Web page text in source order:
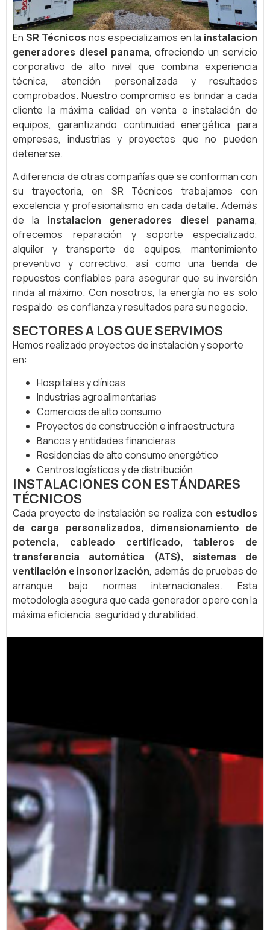
En SR Técnicos nos especializamos en la instalacion
generadores diesel panama, ofreciendo un servicio
corporativo de alto nivel que combina experiencia
técnica, atención personalizada y resultados
comprobados. Nuestro compromiso es brindar a cada
cliente la máxima calidad en venta e instalación de
equipos, garantizando continuidad energética para
empresas, industrias y proyectos que no pueden
detenerse.
A diferencia de otras compañías que se conforman con
su trayectoria, en SR Técnicos trabajamos con
excelencia y profesionalismo en cada detalle. Además
de la instalacion generadores diesel panama,
ofrecemos reparación y soporte especializado,
alquiler y transporte de equipos, mantenimiento
preventivo y correctivo, así como una tienda de
repuestos confiables para asegurar que su inversión
rinda al máximo. Con nosotros, la energía no es solo
respaldo: es confianza y resultados para su negocio.
SECTORES A LOS QUE SERVIMOS
Hemos realizado proyectos de instalación y soporte
en:
Hospitales y clínicas
Industrias agroalimentarias
Comercios de alto consumo
Proyectos de construcción e infraestructura
Bancos y entidades financieras
Residencias de alto consumo energético
Centros logísticos y de distribución
INSTALACIONES CON ESTÁNDARES
TÉCNICOS
Cada proyecto de instalación se realiza con estudios
de carga personalizados, dimensionamiento de
potencia, cableado certificado, tableros de
transferencia automática (ATS), sistemas de
ventilación e insonorización, además de pruebas de
arranque bajo normas internacionales. Esta
metodología asegura que cada generador opere con la
máxima eficiencia, seguridad y durabilidad.